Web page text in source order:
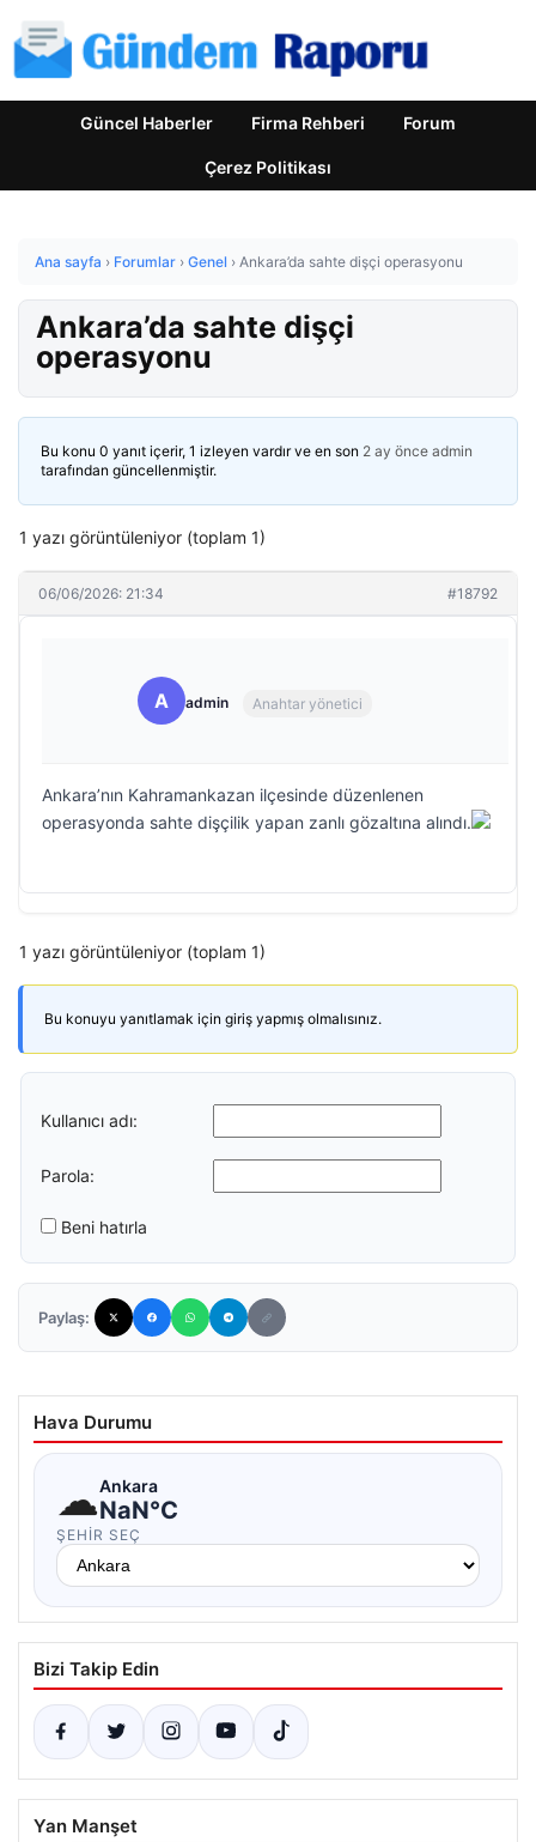
Güncel Haberler Firma Rehberi Forum
Çerez Politikası
Ana sayfa › Forumlar › Genel › Ankara’da sahte dişçi operasyonu
Ankara’da sahte dişçi
operasyonu
Bu konu 0 yanıt içerir, 1 izleyen vardır ve en son 2 ay önce admin
tarafından güncellenmiştir.
1 yazı görüntüleniyor (toplam 1)
06/06/2026: 21:34 #18792
A admin Anahtar yönetici
Ankara’nın Kahramankazan ilçesinde düzenlenen
operasyonda sahte dişçilik yapan zanlı gözaltına alındı.
1 yazı görüntüleniyor (toplam 1)
Bu konuyu yanıtlamak için giriş yapmış olmalısınız.
Kullanıcı adı:
Parola:
Beni hatırla
Paylaş:
Hava Durumu
☁Ankara
NaN°C
ŞEHIR SEÇ
Bizi Takip Edin
Yan Manşet